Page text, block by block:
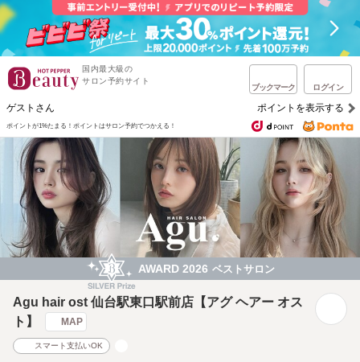
国内最大級の
サロン予約サイト
ブックマーク ログイン
ゲストさん ポイントを表示する
ポイントが1%たまる！ ポイントはサロン予約でつかえる！
AWARD 2026 ベストサロン
Agu hair ost 仙台駅東口駅前店【アグ ヘアー オス
ト】
MAP
スマート支払いOK